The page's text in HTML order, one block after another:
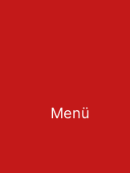
Menü